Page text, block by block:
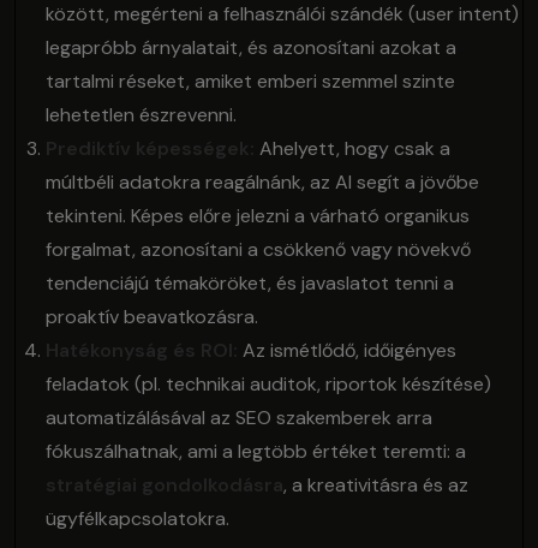
között, megérteni a felhasználói szándék (user intent)
legapróbb árnyalatait, és azonosítani azokat a
tartalmi réseket, amiket emberi szemmel szinte
lehetetlen észrevenni.
Prediktív képességek: Ahelyett, hogy csak a
múltbéli adatokra reagálnánk, az AI segít a jövőbe
tekinteni. Képes előre jelezni a várható organikus
forgalmat, azonosítani a csökkenő vagy növekvő
tendenciájú témaköröket, és javaslatot tenni a
proaktív beavatkozásra.
Hatékonyság és ROI:
Az ismétlődő, időigényes
feladatok (pl. technikai auditok, riportok készítése)
automatizálásával az SEO szakemberek arra
fókuszálhatnak, ami a legtöbb értéket teremti: a
stratégiai gondolkodásra , a kreativitásra és az
ügyfélkapcsolatokra.